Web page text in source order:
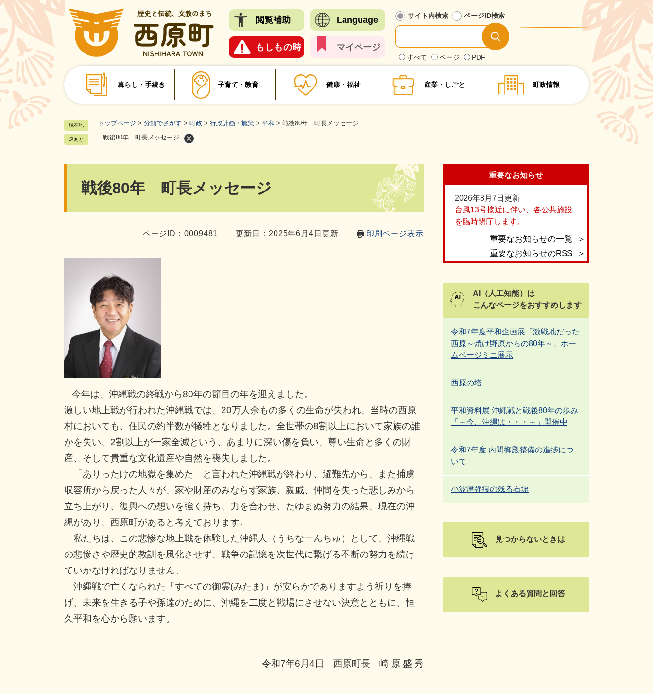
ペ
ジ
先
頭
で
。
閲覧補助 Language
もしもの時 マイページ
サイト内検索
検
索
対
象
すべて ページ PDF
ページID検索
探
暮らし・手続き 子育て・教育 健康・福祉 産業・しごと 町政情報
現在地 トップページ > 分類でさがす > 町政 > 行政計画・施策 > 平和 > 戦後80年 町長メッセージ
足あと 戦後80年 町長メッセージ
戦後80年 町長メッセージ
ページID：0009481 更新日：2025年6月4日更新 印刷ページ表示
今年は、沖縄戦の終戦から80年の節目の年を迎えました。
激しい地上戦が行われた沖縄戦では、20万人余もの多くの生命が失われ、当時の西原
村においても、住民の約半数が犠牲となりました。全世帯の8割以上において家族の誰
かを失い、2割以上が一家全滅という、あまりに深い傷を負い、尊い生命と多くの財
産、そして貴重な文化遺産や自然を喪失しました。
「ありったけの地獄を集めた」と言われた沖縄戦が終わり、避難先から、また捕虜
収容所から戻った人々が、家や財産のみならず家族、親戚、仲間を失った悲しみから
立ち上がり、復興への想いを強く持ち、力を合わせ、たゆまぬ努力の結果、現在の沖
縄があり、西原町があると考えております。
私たちは、この悲惨な地上戦を体験した沖縄人（うちなーんちゅ）として、沖縄戦
の悲惨さや歴史的教訓を風化させず、戦争の記憶を次世代に繋げる不断の努力を続け
ていかなければなりません。
沖縄戦で亡くなられた「すべての御霊(みたま)」が安らかでありますよう祈りを捧
げ、未来を生きる子や孫達のために、沖縄を二度と戦場にさせない決意とともに、恒
久平和を心から願います。
令和7年6月4日 西原町長 崎 原 盛 秀
重要なお知らせ
2026年8月7日更新
台風13号接近に伴い、各公共施設
を臨時閉庁します。
重要なお知らせの一覧
重要なお知らせのRSS
AI（人工知能）は
こんなページをおすすめします
令和7年度平和企画展「激戦地だった
西原～焼け野原からの80年～」ホー
ムページミニ展示
西原の塔
平和資料展 沖縄戦と戦後80年の歩み
「～今、沖縄は・・・～」開催中
令和7年度 内間御殿整備の進捗につ
いて
小波津弾痕の残る石塀
見つからないときは
よくある質問と回答